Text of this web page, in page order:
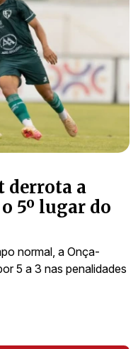
derrota a
5º lugar do
normal, a Onça-
5 a 3 nas penalidades